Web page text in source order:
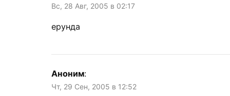
Вс, 28 Авг, 2005 в 02:17
ерунда
Аноним:
Чт, 29 Сен, 2005 в 12:52